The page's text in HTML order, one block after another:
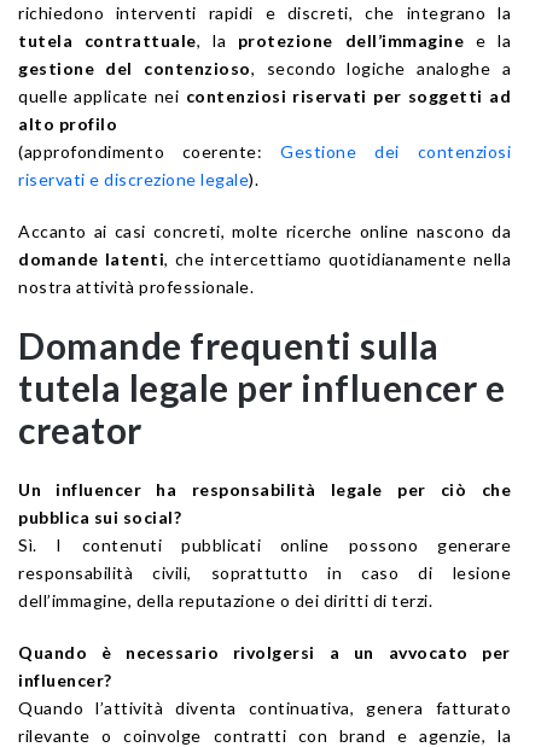
richiedono interventi rapidi e discreti, che integrano la
tutela contrattuale, la protezione dell’immagine e la
gestione del contenzioso, secondo logiche analoghe a
quelle applicate nei contenziosi riservati per soggetti ad
alto profilo
(approfondimento coerente:Gestione dei contenziosi
riservati e discrezione legale).
Accanto ai casi concreti, molte ricerche online nascono da
domande latenti, che intercettiamo quotidianamente nella
nostra attività professionale.
Domande frequenti sulla
tutela legale per influencer e
creator
Un influencer ha responsabilità legale per ciò che
pubblica sui social?
Sì. I contenuti pubblicati online possono generare
responsabilità civili, soprattutto in caso di lesione
dell’immagine, della reputazione o dei diritti di terzi.
Quando è necessario rivolgersi a un avvocato per
influencer?
Quando l’attività diventa continuativa, genera fatturato
rilevante o coinvolge contratti con brand e agenzie, la